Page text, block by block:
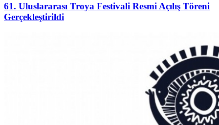
61. Uluslararası Troya Festivali Resmi Açılış Töreni
Gerçekleştirildi